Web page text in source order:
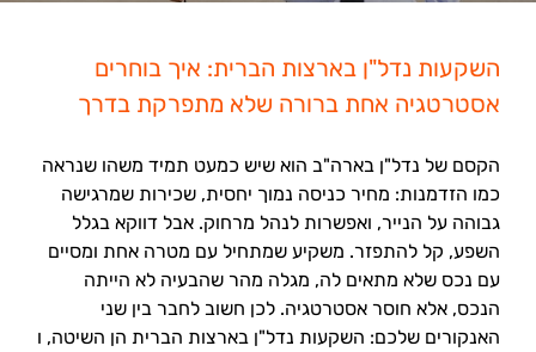
השקעות נדל"ן בארצות הברית: איך בוחרים
אסטרטגיה אחת ברורה שלא מתפרקת בדרך
הקסם של נדל"ן בארה"ב הוא שיש כמעט תמיד משהו שנראה
כמו הזדמנות: מחיר כניסה נמוך יחסית, שכירות שמרגישה
גבוהה על הנייר, ואפשרות לנהל מרחוק. אבל דווקא בגלל
השפע, קל להתפזר. משקיע שמתחיל עם מטרה אחת ומסיים
עם נכס שלא מתאים לה, מגלה מהר שהבעיה לא הייתה
הנכס, אלא חוסר אסטרטגיה. לכן חשוב לחבר בין שני
האנקורים שלכם: השקעות נדל"ן בארצות הברית הן השיטה, ו